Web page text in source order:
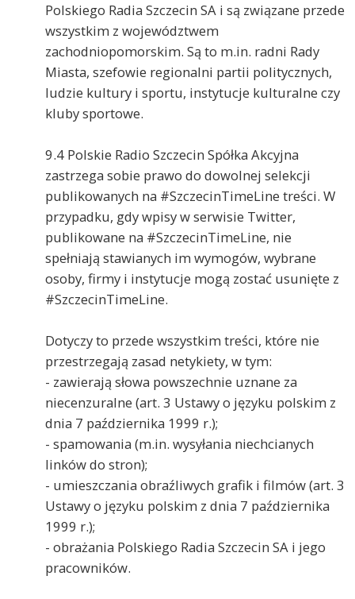
Polskiego Radia Szczecin SA i są związane przede
wszystkim z województwem
zachodniopomorskim. Są to m.in. radni Rady
Miasta, szefowie regionalni partii politycznych,
ludzie kultury i sportu, instytucje kulturalne czy
kluby sportowe.
9.4 Polskie Radio Szczecin Spółka Akcyjna
zastrzega sobie prawo do dowolnej selekcji
publikowanych na #SzczecinTimeLine treści. W
przypadku, gdy wpisy w serwisie Twitter,
publikowane na #SzczecinTimeLine, nie
spełniają stawianych im wymogów, wybrane
osoby, firmy i instytucje mogą zostać usunięte z
#SzczecinTimeLine.
Dotyczy to przede wszystkim treści, które nie
przestrzegają zasad netykiety, w tym:
- zawierają słowa powszechnie uznane za
niecenzuralne (art. 3 Ustawy o języku polskim z
dnia 7 października 1999 r.);
- spamowania (m.in. wysyłania niechcianych
linków do stron);
- umieszczania obraźliwych grafik i filmów (art. 3
Ustawy o języku polskim z dnia 7 października
1999 r.);
- obrażania Polskiego Radia Szczecin SA i jego
pracowników.